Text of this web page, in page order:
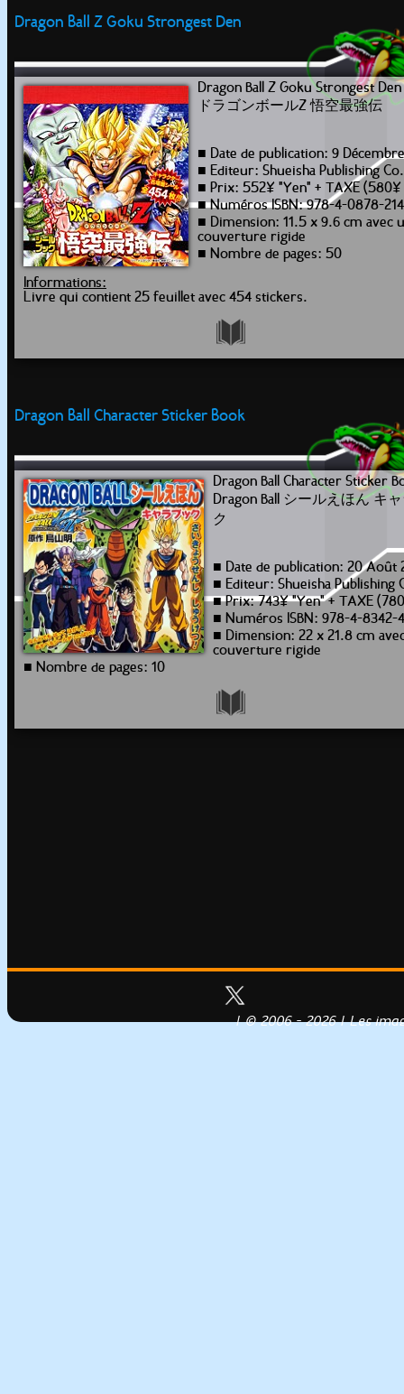
Dragon Ball Z Goku Strongest Den
Dragon Ball Z Goku Strongest Den
ドラゴンボールZ 悟空最強伝
■ Date de publication: 9
■ Editeur: Shueisha Publishing Co.
■ Prix: 552¥ "Yen" + TAXE (580¥
■ Numéros ISBN: 978-4-0878-
■ Dimension: 11.5 x 9.6 cm avec
couverture rigide
■ Nombre de pages: 50
Informations:
Livre qui contient 25 feuillet avec 454 stickers.
Dragon Ball Character Sticker Book
Dragon Ball Character Sticker
Dragon Ball シールえほん キ
ク
■ Date de publication: 20 Août
■ Editeur: Shueisha Publishing
■ Prix: 743¥ "Yen" + TAXE
■ Numéros ISBN: 978-4-8342-
■ Dimension: 22 x 21.8 cm
couverture rigide
■ Nombre de pages: 10
| © 2006 - 2026 | Les